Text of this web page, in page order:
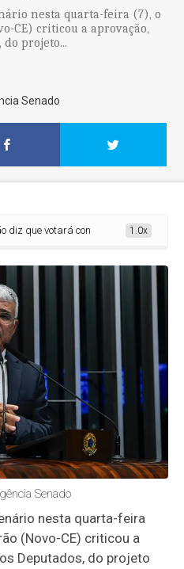
nesta quarta-feira (7), o
CE) criticou a aprovação,
do projeto...
Senado
que votará contra aumento de
1.0x
Senado
nesta quarta-feira
(Novo-CE) criticou a
Deputados, do projeto